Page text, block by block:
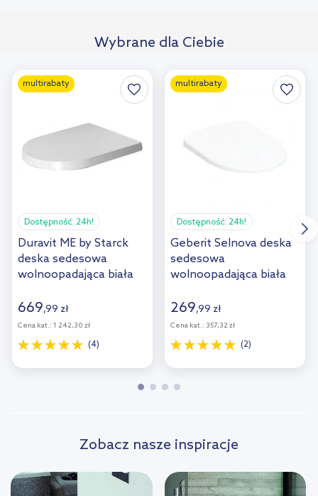
Wybrane dla Ciebie
multirabaty
Dostępność: 24h!
Duravit ME by Starck
deska sedesowa
wolnoopadająca biała
669,99 zł
Cena kat.: 1 242,30 zł
(4)
multirabaty
Dostępność: 24h!
Geberit Selnova deska
sedesowa
wolnoopadająca biała
269,99 zł
Cena kat.: 357,32 zł
(2)
Zobacz nasze inspiracje